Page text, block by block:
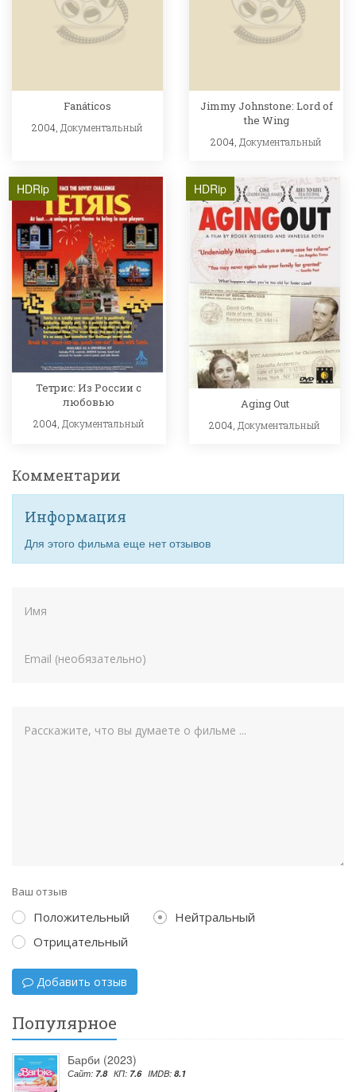
Fanáticos
2004, Документальный
Jimmy Johnstone: Lord of
the Wing
2004, Документальный
HDRip
Тетрис: Из России с
любовью
2004, Документальный
HDRip
Aging Out
2004, Документальный
Комментарии
Информация
Для этого фильма еще нет отзывов
Ваш отзыв
Положительный
Нейтральный
Отрицательный
Добавить отзыв
Популярное
Барби (2023)
Сайт: 7.8 КП: 7.6 IMDB: 8.1